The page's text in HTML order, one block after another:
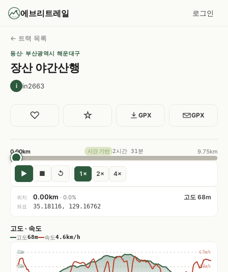
에브리트레일 로그인
← 트랙 목록
등산· 부산광역시 해운대구
장산 야간산행
i in2663
♡ ☆ GPX GPX
0.00km 시간 기반 2시간 31분 9.75km
▶ ■ ↺ 1× 2× 4×
위치 0.00km · 0.0% 고도 68m
좌표 35.18116, 129.16762
고도 · 속도
고도68m 속도4.6km/h
514m
358m
6.7km/h
4.4km/h